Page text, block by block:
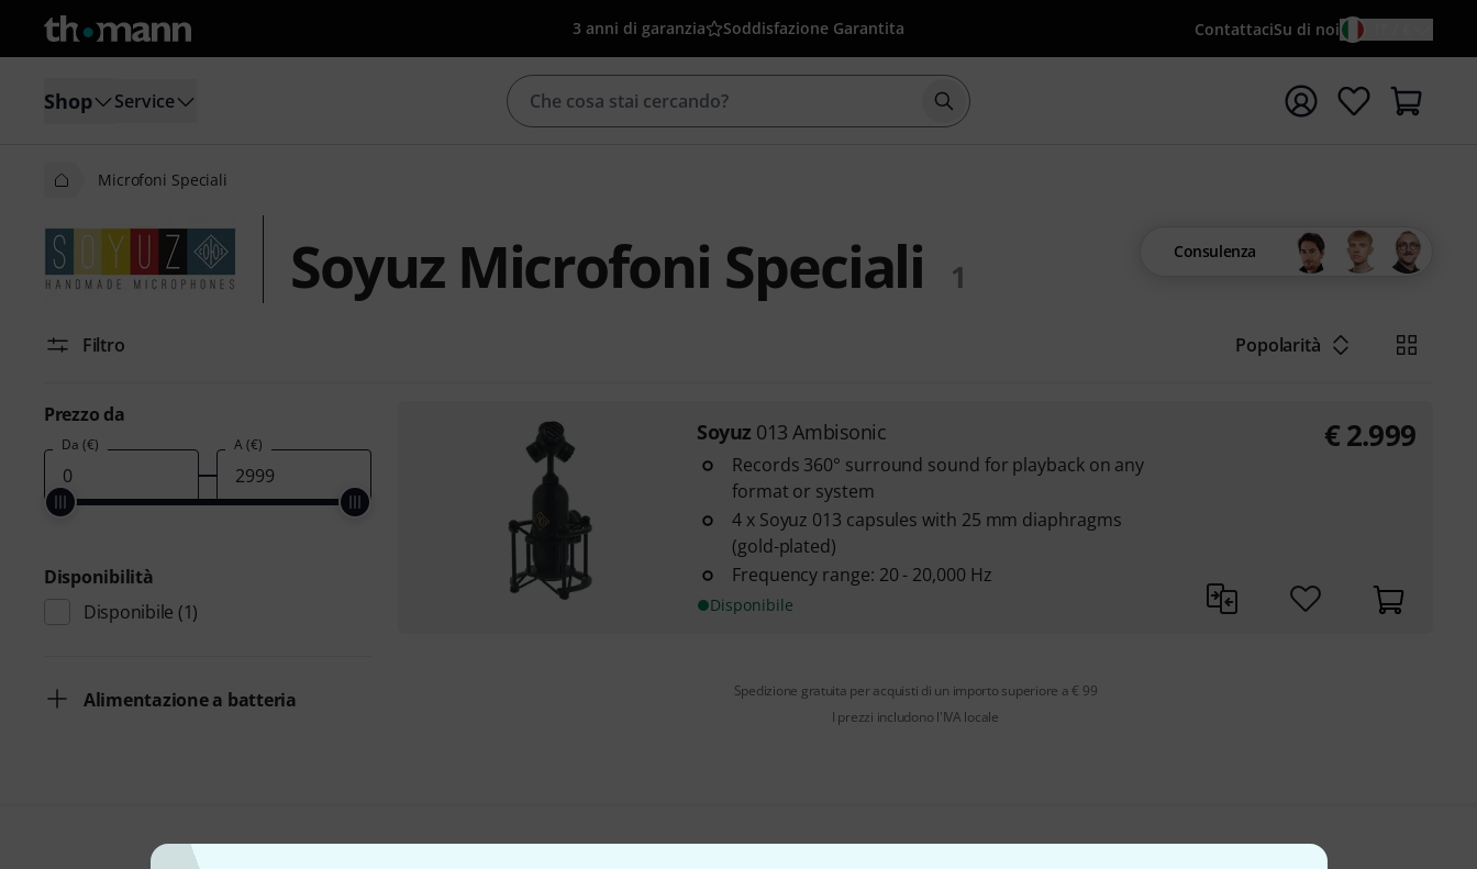
3 anni di garanzia Soddisfazione Garantita ContattaciSu di noi
Shop Service Avviare la ricerca con il termine di ricerca {searchTerm}
Microfoni Speciali
Soyuz Microfoni Speciali 1
Consulenza
Filtro Popolarità
Prezzo da
Da (€) A (€)
Disponibilità
Disponibile (1)
Alimentazione a batteria
Soyuz 013 Ambisonic
Records 360° surround sound for playback on any
format or system
4 x Soyuz 013 capsules with 25 mm diaphragms
(gold-plated)
Frequency range: 20 - 20,000 Hz
Disponibile
€ 2.999
Spedizione gratuita per acquisti di un importo superiore a € 99
I prezzi includono l'IVA locale